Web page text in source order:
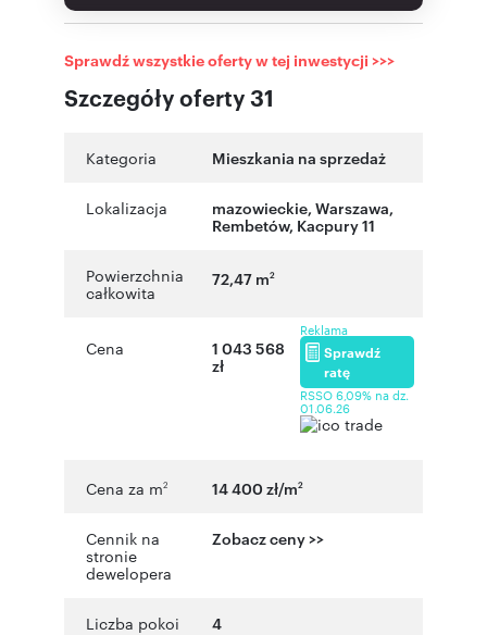
Szczegóły oferty 31
Sprawdź wszystkie oferty w tej inwestycji >>>
Kategoria Mieszkania na sprzedaż
Lokalizacja mazowieckie, Warszawa,
Rembetów, Kacpury 11
Powierzchnia
całkowita
72,47 m2
Cena
1 043 568
zł
Reklama
Sprawdź
ratę
RSSO 6,09% na dz.
01.06.26
Cena za m2 14 400 zł/m2
Cennik na
stronie
dewelopera
Zobacz ceny >>
Liczba pokoi 4